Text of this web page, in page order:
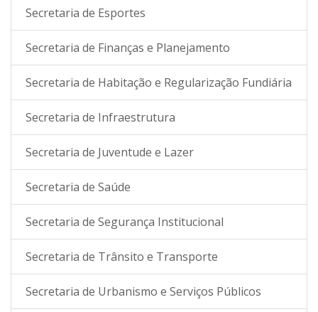
Secretaria de Esportes
Secretaria de Finanças e Planejamento
Secretaria de Habitação e Regularização Fundiária
Secretaria de Infraestrutura
Secretaria de Juventude e Lazer
Secretaria de Saúde
Secretaria de Segurança Institucional
Secretaria de Trânsito e Transporte
Secretaria de Urbanismo e Serviços Públicos